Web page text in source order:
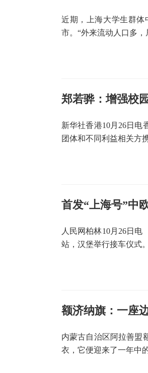
近期，上海大学生群
市。“外来流动人口多
郑若骅：增强校
新华社香港10月26日电
团体和不同利益相关方
首发“上海号”中
人民网柏林10月26日电
站，汉堡举行接车仪式
额济纳旗：一座
内蒙古自治区阿拉善盟
衣，它便迎来了一年中